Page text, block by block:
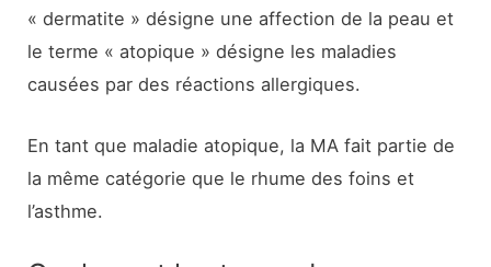
« dermatite » désigne une affection de la peau et
le terme « atopique » désigne les maladies
causées par des réactions allergiques.
En tant que maladie atopique, la MA fait partie de
la même catégorie que le rhume des foins et
l’asthme.